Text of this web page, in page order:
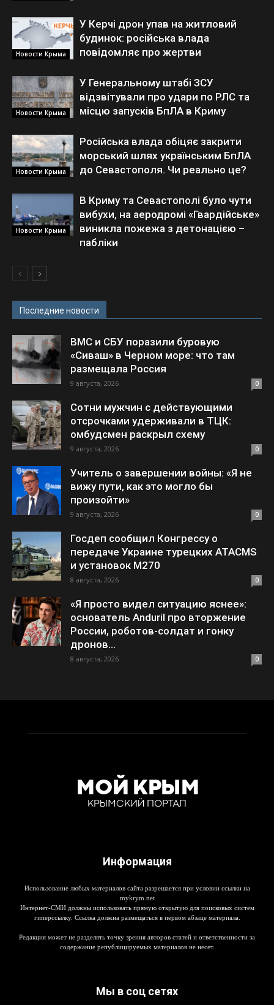
Новости Крыма
У Керчі дрон упав на житловий
будинок: російська влада
повідомляє про жертви
Новости Крыма
У Генеральному штабі ЗСУ
відзвітували про удари по РЛС та
місцю запусків БпЛА в Криму
Новости Крыма
Російська влада обіцяє закрити
морський шлях українським БпЛА
до Севастополя. Чи реально це?
Новости Крыма
В Криму та Севастополі було чути
вибухи, на аеродромі «Гвардійське»
виникла пожежа з детонацією –
пабліки
Последние новости
ВМС и СБУ поразили буровую
«Сиваш» в Черном море: что там
размещала Россия
9 августа, 2026 0
Сотни мужчин с действующими
отсрочками удерживали в ТЦК:
омбудсмен раскрыл схему
9 августа, 2026 0
Учитель о завершении войны: «Я не
вижу пути, как это могло бы
произойти»
9 августа, 2026 0
Госдеп сообщил Конгрессу о
передаче Украине турецких ATACMS
и установок M270
8 августа, 2026 0
«Я просто видел ситуацию яснее»:
основатель Anduril про вторжение
России, роботов-солдат и гонку
дронов...
8 августа, 2026 0
Информация
Использование любых материалов сайта разрешается при условии ссылки на
mykrym.net
Интернет-СМИ должны использовать прямую открытую для поисковых систем
гиперссылку. Ссылка должна размещаться в первом абзаце материала.
Редакция может не разделять точку зрения авторов статей и ответственности за
содержание републицируемых материалов не несет.
Мы в соц сетях